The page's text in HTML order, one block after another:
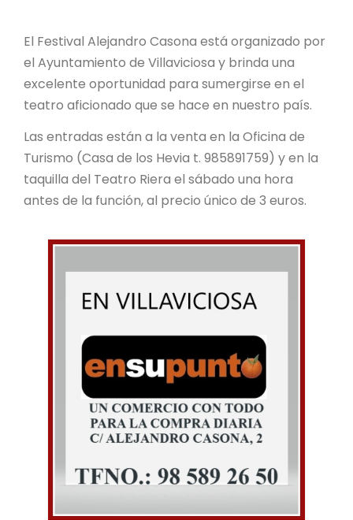
El Festival Alejandro Casona está organizado por
el Ayuntamiento de Villaviciosa y brinda una
excelente oportunidad para sumergirse en el
teatro aficionado que se hace en nuestro país.
Las entradas están a la venta en la Oficina de
Turismo (Casa de los Hevia t. 985891759) y en la
taquilla del Teatro Riera el sábado una hora
antes de la función, al precio único de 3 euros.